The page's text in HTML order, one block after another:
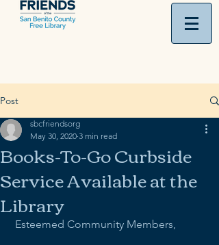
Post
Books-To-Go Curbside
Service Available at the
Library
sbcfriendsorg
May 30, 2020 3 min read
Esteemed Community Members,